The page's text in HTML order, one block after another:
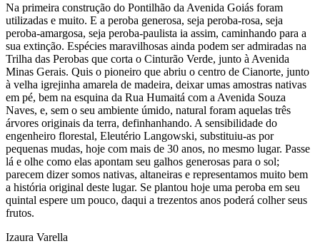
Na primeira construção do Pontilhão da Avenida Goiás foram
utilizadas e muito. E a peroba generosa, seja peroba-rosa, seja
peroba-amargosa, seja peroba-paulista ia assim, caminhando para a
sua extinção. Espécies maravilhosas ainda podem ser admiradas na
Trilha das Perobas que corta o Cinturão Verde, junto à Avenida
Minas Gerais. Quis o pioneiro que abriu o centro de Cianorte, junto
à velha igrejinha amarela de madeira, deixar umas amostras nativas
em pé, bem na esquina da Rua Humaitá com a Avenida Souza
Naves, e, sem o seu ambiente úmido, natural foram aquelas três
árvores originais da terra, definhanhando. A sensibilidade do
engenheiro florestal, Eleutério Langowski, substituiu-as por
pequenas mudas, hoje com mais de 30 anos, no mesmo lugar. Passe
lá e olhe como elas apontam seu galhos generosas para o sol;
parecem dizer somos nativas, altaneiras e representamos muito bem
a história original deste lugar. Se plantou hoje uma peroba em seu
quintal espere um pouco, daqui a trezentos anos poderá colher seus
frutos.
Izaura Varella